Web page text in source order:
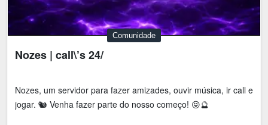
Comunidade
Nozes | call\’s 24/
Nozes, um servidor para fazer amizades, ouvir música, ir call e
jogar. 🐿️ Venha fazer parte do nosso começo! 😝🔮